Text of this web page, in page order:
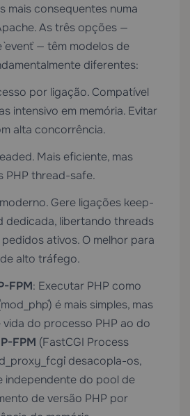
mais consequentes numa
As três opções —
`event` — têm modelos de
diferentes:
por ligação. Compatível
intensivo em memória. Evitar
alta concorrência.
Mais eficiente, mas
PHP thread-safe.
Gere ligações keep-
dedicada, libertando threads
ativos. O melhor para
alto tráfego.
FPM: Executar PHP como
é mais simples, mas
do processo PHP ao do
FPM (FastCGI Process
desacopla-os,
independente do pool de
de versão PHP por